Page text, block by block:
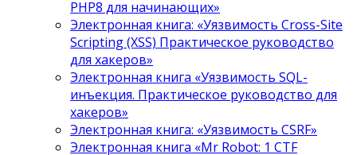
PHP8 для начинающих»
Электронная книга: «Уязвимость Cross-Site
Scripting (XSS) Практическое руководство
для хакеров»
Электронная книга «Уязвимость SQL-
инъекция. Практическое руководство для
хакеров»
Электронная книга: «Уязвимость CSRF»
Электронная книга «Mr Robot: 1 CTF